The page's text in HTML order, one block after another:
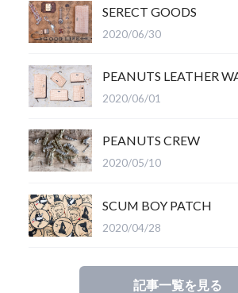
SERECT GOODS
2020/06/30
PEANUTS LEATHER
2020/06/01
PEANUTS CREW
2020/05/10
SCUM BOY PATCH
2020/04/28
記事一覧を見る